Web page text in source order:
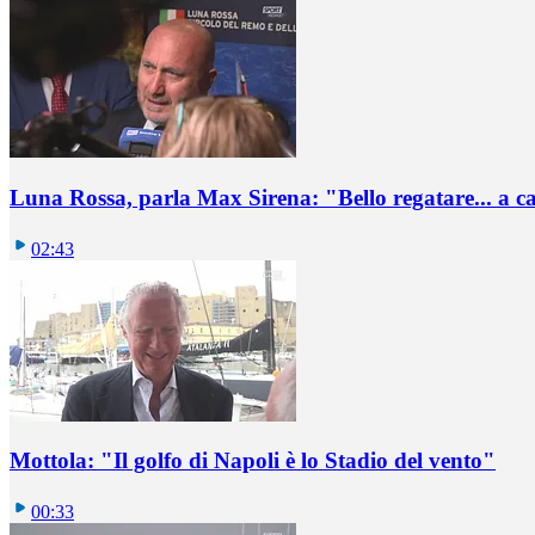
Luna Rossa, parla Max Sirena: "Bello regatare... a
02:43
Mottola: "Il golfo di Napoli è lo Stadio del vento"
00:33